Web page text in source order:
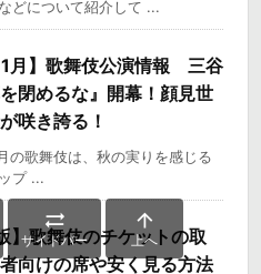
どについて紹介して ...
月】歌舞伎公演情報 三谷
閉めるな』開幕！顔見世
咲き誇る！
の歌舞伎は、秋の実りを感じる
プ ...
】歌舞伎のチケットの取
向けの席や安く見る方法

サイドバー

上へ